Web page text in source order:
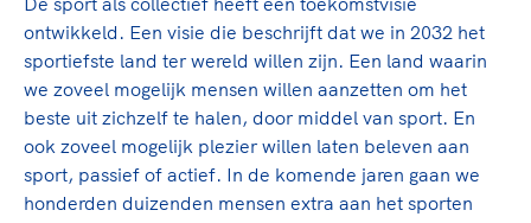
ontwikkeld. Een visie die beschrijft dat we in 2032 het
sportiefste land ter wereld willen zijn. Een land waarin
we zoveel mogelijk mensen willen aanzetten om het
beste uit zichzelf te halen, door middel van sport. En
ook zoveel mogelijk plezier willen laten beleven aan
sport, passief of actief. In de komende jaren gaan we
honderden duizenden mensen extra aan het sporten